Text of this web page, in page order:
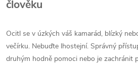
člověku
Ocitl se v úzkých váš kamarád, blízký
večírku. Nebuďte lhostejní. Správný
druhým hodně pomoci nebo je zachránit